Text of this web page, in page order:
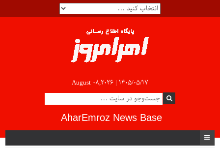
August 08,2026 | ۱۴۰۵/۰۵/۱۷
AharEmroz News Base